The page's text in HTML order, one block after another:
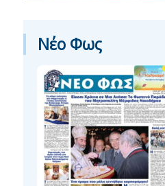
Νέο Φως